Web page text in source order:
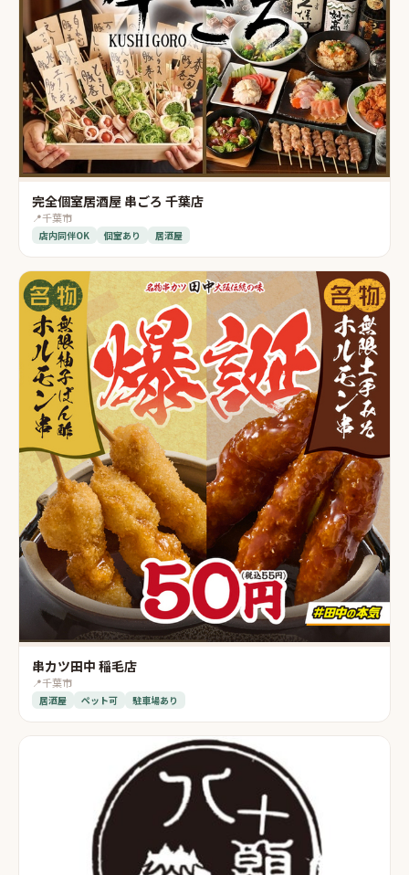
完全個室居酒屋 串ごろ 千葉店
📍千葉市
店内同伴OK 個室あり 居酒屋
串カツ田中 稲毛店
📍千葉市
居酒屋 ペット可 駐車場あり